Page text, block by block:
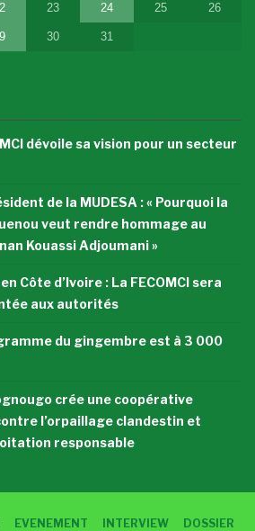
23 24 25 26
30
31
dévoile sa vision pour un secteur
de la MUDESA : « Pourquoi la
veut rendre hommage au
Kouassi Adjoumani »
Côte d’Ivoire : La FECOMCI sera
aux autorités
du gingembre est à 3 000
crée une coopérative
l’orpaillage clandestin et
responsable
EVENEMENT INTERVIEW DOSSIER